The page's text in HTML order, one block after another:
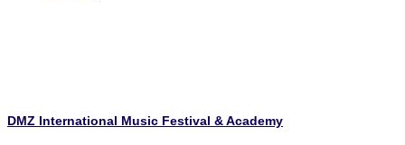
DMZ International Music Festival & Academy